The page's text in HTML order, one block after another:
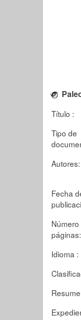
Título :
Tipo de
Autores:
Fecha
Número
páginas:
Idioma :